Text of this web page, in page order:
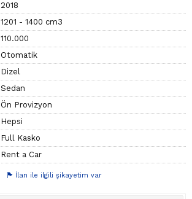
2018
1201 - 1400 cm3
110.000
Otomatik
Dizel
Sedan
Ön Provizyon
Hepsi
Full Kasko
Rent a Car
İlan ile ilgili şikayetim var